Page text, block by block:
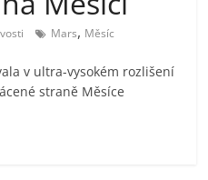
Mars, Měsíc
v ultra-vysokém rozlišení
straně Měsíce